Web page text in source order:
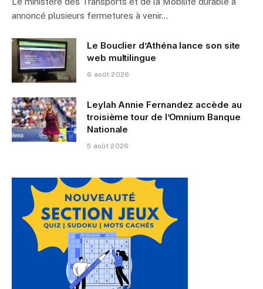
annoncé plusieurs fermetures à venir…
Le Bouclier d’Athéna lance son site
web multilingue
6 août 2026
Leylah Annie Fernandez accède au
troisième tour de l’Omnium Banque
Nationale
5 août 2026